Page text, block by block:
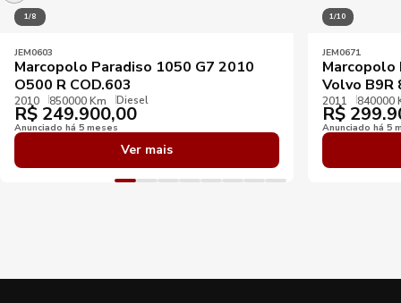
1/8
JEM0603
Marcopolo Paradiso 1050 G7 2010
O500 R COD.603
2010 850000 Km Diesel
R$ 249.900,00
Anunciado há 5 meses
Ver mais
1/10
JEM0671
Marcopolo
Volvo B9R
2011 840000
R$
Anunciado há 5